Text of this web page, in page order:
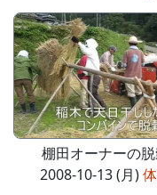
棚田オーナーの
2008-10-13 (月)